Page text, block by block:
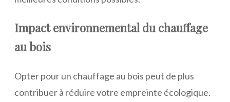
Impact environnemental du chauffage
au bois
Opter pour un chauffage au bois peut de plus
contribuer à réduire votre empreinte écologique.